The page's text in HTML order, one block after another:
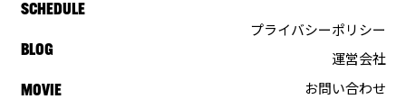
SCHEDULE
BLOG
MOVIE
プライバシーポリシー
運営会社
お問い合わせ